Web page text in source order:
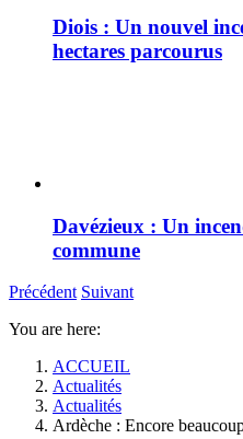
Diois : Un nouvel
hectares parcourus
Davézieux : Un
commune
Précédent Suivant
You are here:
ACCUEIL
Actualités
Actualités
Ardèche : Encore